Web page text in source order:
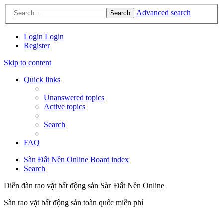
Search Advanced search
Login Login
Register
Skip to content
Quick links
Unanswered topics
Active topics
Search
FAQ
Sàn Đất Nền Online Board index
Search
Diễn đàn rao vặt bất động sản Sàn Đất Nền Online
Sàn rao vặt bất động sản toàn quốc miễn phí